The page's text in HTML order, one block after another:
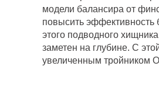
модели балансира от
повысить эффективность
этого подводного
заметен на глубине. С
увеличенным тройником